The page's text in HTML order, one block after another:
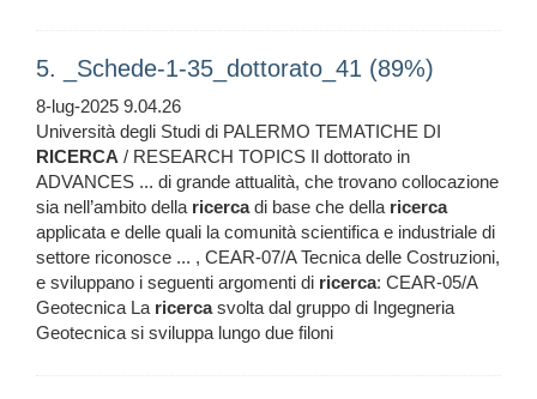
5. _Schede-1-35_dottorato_41 (89%)
8-lug-2025 9.04.26
Università degli Studi di PALERMO TEMATICHE DI
RICERCA / RESEARCH TOPICS Il dottorato in
ADVANCES ... di grande attualità, che trovano collocazione
sia nell’ambito della ricercadi base che della ricerca
applicata e delle quali la comunità scientifica e industriale di
settore riconosce ... , CEAR-07/A Tecnica delle Costruzioni,
e sviluppano i seguenti argomenti di ricerca: CEAR-05/A
Geotecnica La ricercasvolta dal gruppo di Ingegneria
Geotecnica si sviluppa lungo due filoni